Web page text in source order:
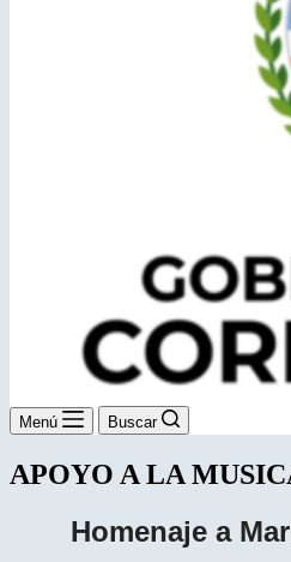
Menú Buscar
APOYO A LA
Homenaje a